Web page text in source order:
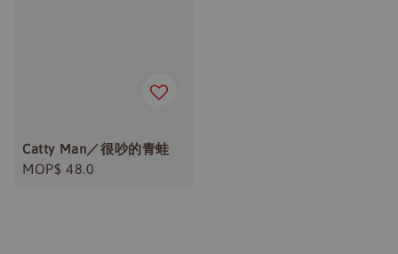
Catty Man／很吵的青蛙
Regular
MOP$ 48.0